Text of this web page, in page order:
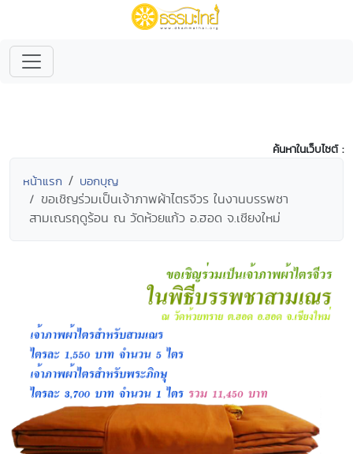
ค้นหาในเว็บไซต์ :
หน้าแรก บอกบุญ
ขอเชิญร่วมเป็นเจ้าภาพผ้าไตรจีวร ในงานบรรพชา
สามเณรฤดูร้อน ณ วัดห้วยแก้ว อ.ฮอด จ.เชียงใหม่